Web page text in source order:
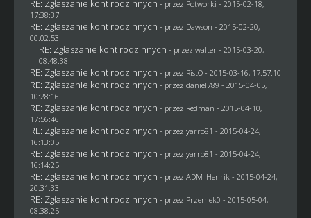
RE: Zgłaszanie kont rodzinnych - przez Potworki - 2015-02-18,
17:38:37
RE: Zgłaszanie kont rodzinnych - przez Dawson - 2015-02-20,
00:02:53
RE: Zgłaszanie kont rodzinnych - przez walter- 2015-03-20,
08:48:38
RE: Zgłaszanie kont rodzinnych - przez RistO- 2015-03-16, 17:57:10
RE: Zgłaszanie kont rodzinnych - przez daniel789 - 2015-04-05,
10:28:16
RE: Zgłaszanie kont rodzinnych - przez Redman - 2015-04-10,
17:56:46
RE: Zgłaszanie kont rodzinnych - przez yarro81 - 2015-04-24,
16:13:05
RE: Zgłaszanie kont rodzinnych - przez yarro81 - 2015-04-24,
16:14:25
RE: Zgłaszanie kont rodzinnych - przez ADM_Henrik- 2015-04-24,
20:31:33
RE: Zgłaszanie kont rodzinnych - przez Przemek0 - 2015-05-04,
08:38:25